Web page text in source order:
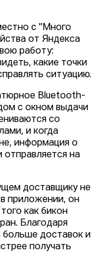
с "Много
от Яндекса
работу:
какие точки
ситуацию.
Bluetooth-
с окном выдачи
со
и когда
информация о
отправляется на
доставщику не
приложении, он
как бикон
Благодаря
больше доставок и
получать